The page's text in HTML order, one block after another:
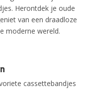
Herontdek je oude
van een draadloze
moderne wereld.
cassettebandjes